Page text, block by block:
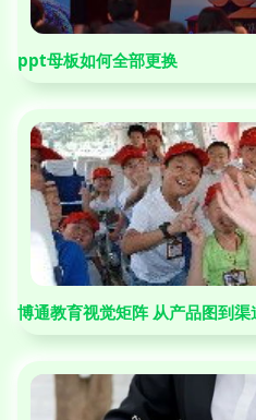
ppt母板如何全部更换
博通教育视觉矩阵 从产品图到